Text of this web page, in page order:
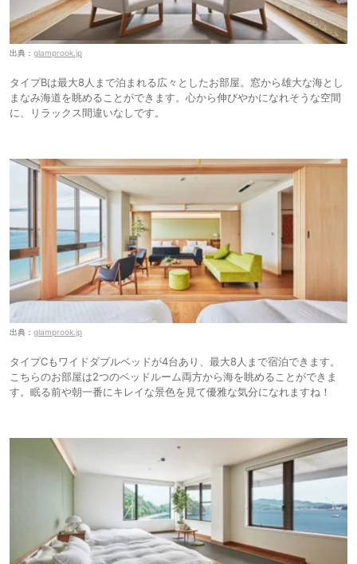
出典： glamprook.jp
タイプBは最大8人まで泊まれる広々としたお部屋。窓から雄大な海とし
まなみ海道を眺めることができます。心から伸びやかになれそうな空間
に、リラックス間違いなしです。
出典： glamprook.jp
タイプCもワイドダブルベッドが4台あり、最大8人まで宿泊できます。
こちらのお部屋は2つのベッドルーム両方から海を眺めることができま
す。眠る前や朝一番にキレイな景色を見て優雅な気分になれますね！